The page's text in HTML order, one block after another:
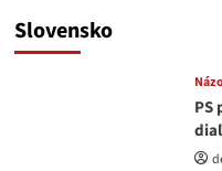
Slovensko
PS